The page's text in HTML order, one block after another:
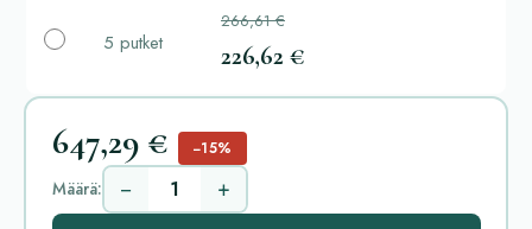
5 putket
266,61 €
226,62 €
647,29 € −15%
Määrä: − +